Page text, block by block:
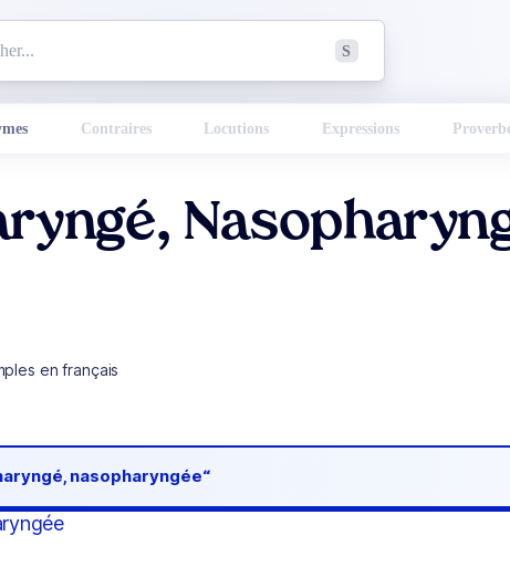
S
Contraires Locutions Expressions
en français
nasopharyngée“